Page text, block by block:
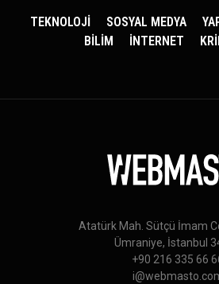
TEKNOLOJİ SOSYAL MEDYA
BİLİM
İNTERNET
Atatürk Mah. Sütçü İmam
Ümraniye, İstanbul
+90 216 335 66